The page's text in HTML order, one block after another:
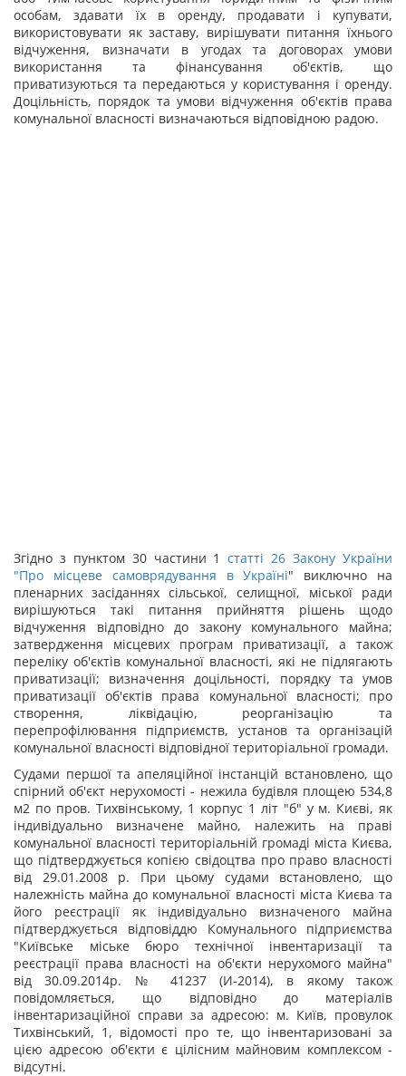
особам, здавати їх в оренду, продавати і купувати,
використовувати як заставу, вирішувати питання їхнього
відчуження, визначати в угодах та договорах умови
використання та фінансування об'єктів, що
приватизуються та передаються у користування і оренду.
Доцільність, порядок та умови відчуження об'єктів права
комунальної власності визначаються відповідною радою.
Згідно з пунктом 30 частини 1статті 26 Закону України
"Про місцеве самоврядування в Україні" виключно на
пленарних засіданнях сільської, селищної, міської ради
вирішуються такі питання прийняття рішень щодо
відчуження відповідно до закону комунального майна;
затвердження місцевих програм приватизації, а також
переліку об'єктів комунальної власності, які не підлягають
приватизації; визначення доцільності, порядку та умов
приватизації об'єктів права комунальної власності; про
створення, ліквідацію, реорганізацію та
перепрофілювання підприємств, установ та організацій
комунальної власності відповідної територіальної громади.
Судами першої та апеляційної інстанцій встановлено, що
спірний об'єкт нерухомості - нежила будівля площею 534,8
м2 по пров. Тихвінському, 1 корпус 1 літ "б" у м. Києві, як
індивідуально визначене майно, належить на праві
комунальної власності територіальній громаді міста Києва,
що підтверджується копією свідоцтва про право власності
від 29.01.2008 р. При цьому судами встановлено, що
належність майна до комунальної власності міста Києва та
його реєстрації як індивідуально визначеного майна
підтверджується відповіддю Комунального підприємства
"Київське міське бюро технічної інвентаризації та
реєстрації права власності на об'єкти нерухомого майна"
від 30.09.2014р. № 41237 (И-2014), в якому також
повідомляється, що відповідно до матеріалів
інвентаризаційної справи за адресою: м. Київ, провулок
Тихвінський, 1, відомості про те, що інвентаризовані за
цією адресою об'єкти є цілісним майновим комплексом -
відсутні.